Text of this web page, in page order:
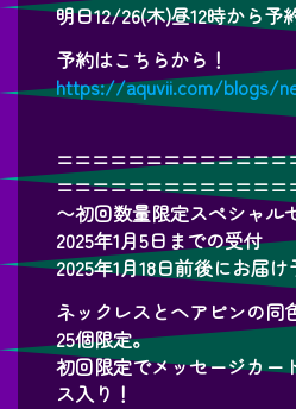
明日12/26(木)昼12時から予
予約はこちらから！
https://aquvii.com/blogs/
〜初回数量限定スペシャル
2025年1月5日までの受付
2025年1月18日前後にお届け
ネックレスとヘアピンの
25個限定。
初回限定でメッセージカー
ス入り！